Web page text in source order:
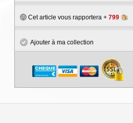
Cet article vous rapportera + 799
Ajouter à ma collection